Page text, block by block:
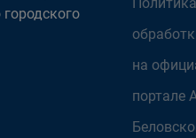
на
портале